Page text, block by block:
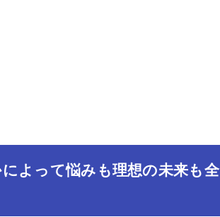
よって悩みも理想の未来も全